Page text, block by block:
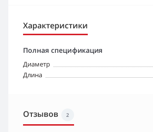
Характеристики
Полная спецификация
Диаметр
Длина
Отзывов 2